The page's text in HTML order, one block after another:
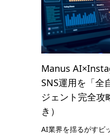
Manus
SNS運用を「全
ジェント完全攻
き）
AI業界を揺るがすビ